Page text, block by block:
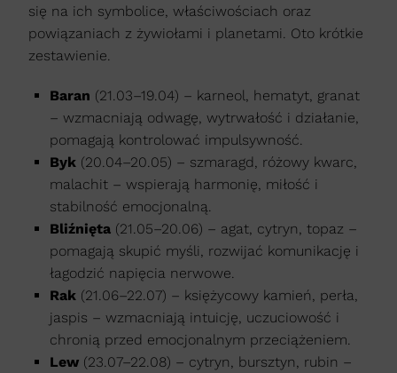
się na ich symbolice, właściwościach oraz
powiązaniach z żywiołami i planetami. Oto krótkie
zestawienie.
Baran (21.03–19.04) – karneol, hematyt, granat
– wzmacniają odwagę, wytrwałość i działanie,
pomagają kontrolować impulsywność.
Byk (20.04–20.05) – szmaragd, różowy kwarc,
malachit – wspierają harmonię, miłość i
stabilność emocjonalną.
Bliźnięta (21.05–20.06) – agat, cytryn, topaz –
pomagają skupić myśli, rozwijać komunikację i
łagodzić napięcia nerwowe.
Rak (21.06–22.07) – księżycowy kamień, perła,
jaspis – wzmacniają intuicję, uczuciowość i
chronią przed emocjonalnym przeciążeniem.
Lew (23.07–22.08) – cytryn, bursztyn, rubin –